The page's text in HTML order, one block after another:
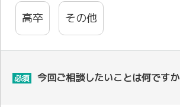
高卒 その他
必須 今回ご相談したいことは何ですか